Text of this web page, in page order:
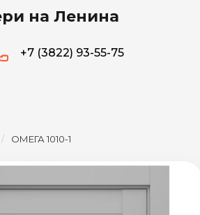
на Ленина
+7 (3822) 93-55-75
/ ОМЕГА 1010-1